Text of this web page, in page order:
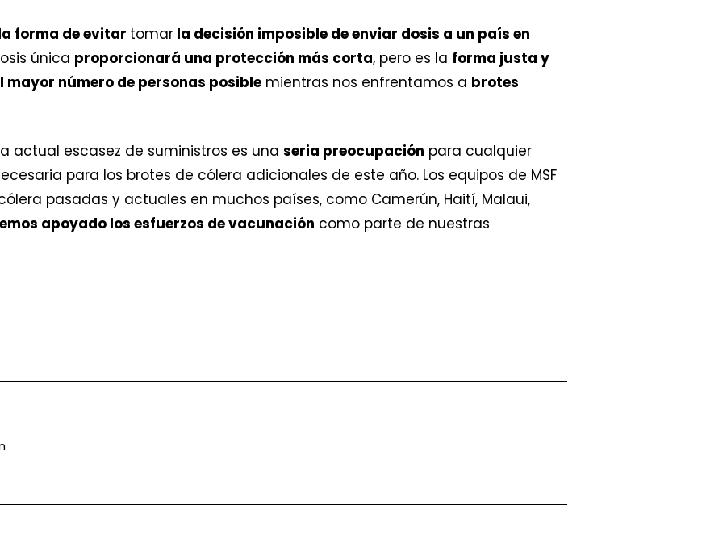
forma de evitar tomar la decisión imposible de enviar dosis a un país en
única proporcionará una protección más corta, pero es la forma justa y
número de personas posible mientras nos enfrentamos a brotes
actual escasez de suministros es una seria preocupación para cualquier
para los brotes de cólera adicionales de este año. Los equipos de MSF
pasadas y actuales en muchos países, como Camerún, Haití, Malaui,
apoyado los esfuerzos de vacunación como parte de nuestras